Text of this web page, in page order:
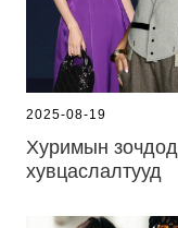
2025-08-19
Хуримын
хувцаслалтууд